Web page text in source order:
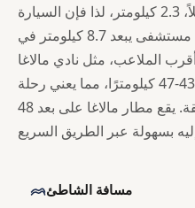
واحد. المتاجر الكبرى أبعد قليلاً، 2.3 كيلومتر، لذا فإن السيارة
عملية للتسوق الكبير. أقرب مستشفى يبعد 8.7 كيلومتر في
الملاعب، مثل نادي مالاغا
بادور للجولف، تبعد حوالي 43-47 كيلومترًا، مما يعني رحلة
بالسيارة تستغرق حوالي 40 دقيقة. يقع مطار مالاغا على بعد 48
مسافة الشاطئ